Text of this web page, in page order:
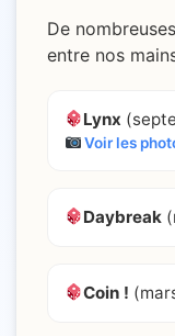
De
entre nos
Lynx
Voir les
Daybreak
Coin !